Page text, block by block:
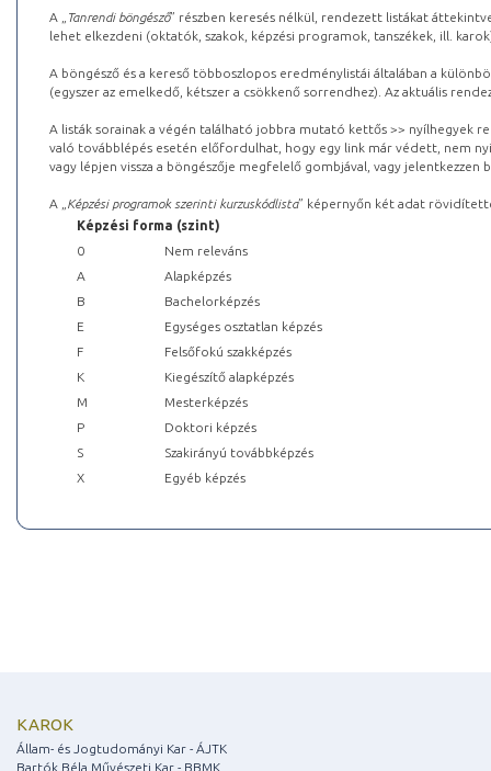
A „ Tanrendi böngésző” részben keresés nélkül, rendezett listákat
lehet elkezdeni (oktatók, szakok, képzési programok, tanszékek, ill.
A böngésző és a kereső többoszlopos eredménylistái általában a
(egyszer az emelkedő, kétszer a csökkenő sorrendhez). Az aktuális
A listák sorainak a végén található jobbra mutató kettős >> nyílhegyek
való továbblépés esetén előfordulhat, hogy egy link már védett, nem
vagy lépjen vissza a böngészője megfelelő gombjával, vagy
A „ Képzési programok szerinti kurzuskódlista” képernyőn két adat
Képzési forma (szint)
0
Nem releváns
A
Alapképzés
B
Bachelorképzés
E
Egységes osztatlan képzés
F
Felsőfokú szakképzés
K
Kiegészítő alapképzés
M
Mesterképzés
P
Doktori képzés
S
Szakirányú továbbképzés
X
Egyéb képzés
KAROK
Állam- és Jogtudományi Kar - ÁJTK
Bartók Béla Művészeti Kar - BBMK